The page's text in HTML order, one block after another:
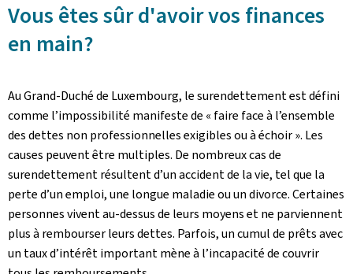
Vous êtes sûr d'avoir vos finances
en main?
Au Grand-Duché de Luxembourg, le surendettement est défini
comme l’impossibilité manifeste de « faire face à l’ensemble
des dettes non professionnelles exigibles ou à échoir ». Les
causes peuvent être multiples. De nombreux cas de
surendettement résultent d’un accident de la vie, tel que la
perte d’un emploi, une longue maladie ou un divorce. Certaines
personnes vivent au-dessus de leurs moyens et ne parviennent
plus à rembourser leurs dettes. Parfois, un cumul de prêts avec
un taux d’intérêt important mène à l’incapacité de couvrir